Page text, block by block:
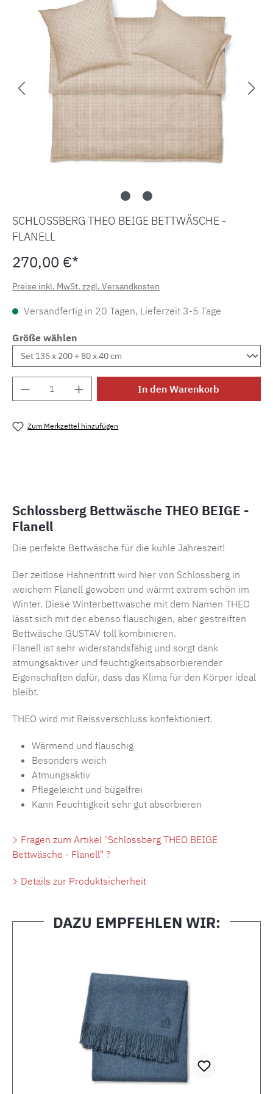
SCHLOSSBERG THEO BEIGE BETTWÄSCHE -
FLANELL
270,00 €*
Preise inkl. MwSt. zzgl. Versandkosten
Versandfertig in 20 Tagen, Lieferzeit 3-5 Tage
Größe wählen
Produkt Anzahl: Gib den gewünschten
In den Warenkorb
Zum Merkzettel hinzufügen
Schlossberg Bettwäsche THEO BEIGE -
Flanell
Die perfekte Bettwäsche für die kühle Jahreszeit!
Der zeitlose Hahnentritt wird hier von Schlossberg in
weichem Flanell gewoben und wärmt extrem schön im
Winter. Diese Winterbettwäsche mit dem Namen THEO
lässt sich mit der ebenso flauschigen, aber gestreiften
Bettwäsche GUSTAV toll kombinieren.
Flanell ist sehr widerstandsfähig und sorgt dank
atmungsaktiver und feuchtigkeitsabsorbierender
Eigenschaften dafür, dass das Klima für den Körper ideal
bleibt.
THEO wird mit Reissverschluss konfektioniert.
Wärmend und flauschig
Besonders weich
Atmungsaktiv
Pflegeleicht und bügelfrei
Kann Feuchtigkeit sehr gut absorbieren
Fragen zum Artikel "Schlossberg THEO BEIGE
Bettwäsche - Flanell" ?
Details zur Produktsicherheit
DAZU EMPFEHLEN WIR: